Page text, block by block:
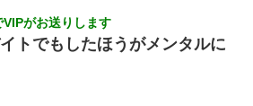
び出された。Aはヘラヘラと部屋に入っ
ながら出てきて…
ら下宿させて」私「しつこい、学校斡
がお送りします
トでもしたほうがメンタルに